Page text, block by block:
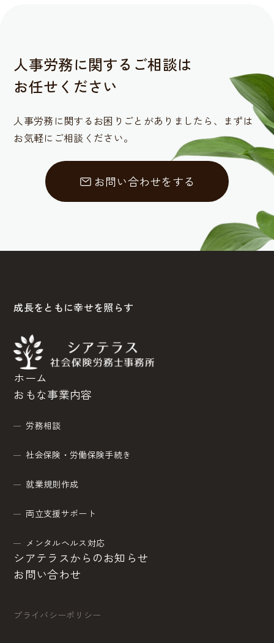
人事労務に関するご相談は
お任せください
人事労務に関するお困りごとがありましたら、 まずは
お気軽にご相談ください。
お問い合わせをする
成長をともに幸せを照らす
ホーム
おもな事業内容
労務相談
社会保険・労働保険手続き
就業規則作成
両立支援サポート
メンタルヘルス対応
シアテラスからのお知らせ
お問い合わせ
プライバシーポリシー